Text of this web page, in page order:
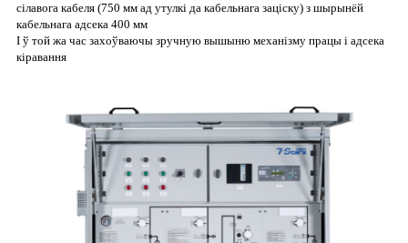
сілавога кабеля (750 мм ад утулкі да кабельнага заціску) з шырынёй
кабельнага адсека 400 мм
І ў той жа час захоўваючы зручную вышыню механізму працы і адсека
кіравання